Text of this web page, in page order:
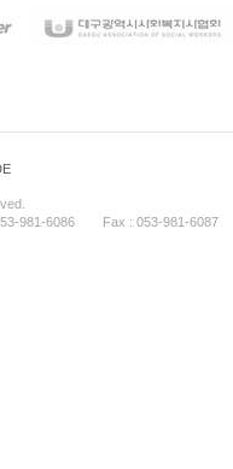
981-6086 Fax : 053-981-6087